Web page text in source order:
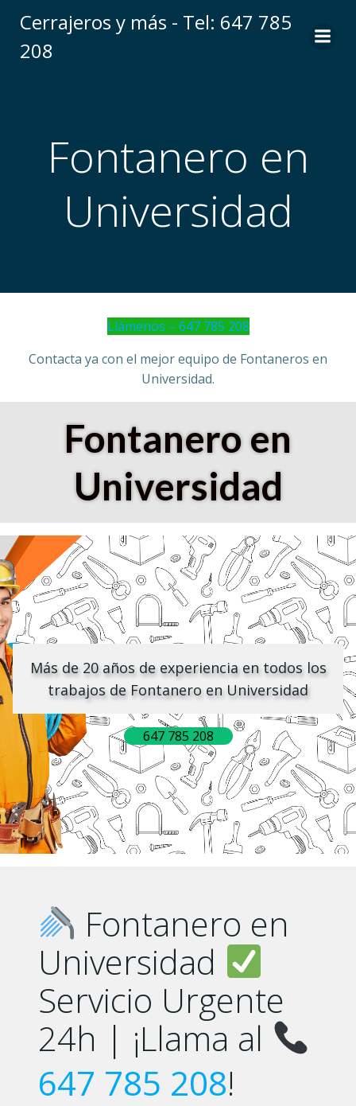
Cerrajeros y más - Tel: 647 785
208
Fontanero en
Universidad
Llámenos – 647 785 208
Contacta ya con el mejor equipo de Fontaneros en
Universidad.
Fontanero en
Universidad
Más de 20 años de experiencia en todos los
trabajos de Fontanero en Universidad
647 785 208
Fontanero en
Universidad
Servicio Urgente
24h | ¡Llama al
647 785 208!